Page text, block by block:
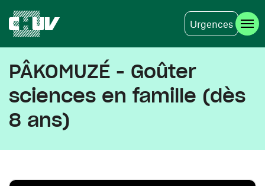
Urgences
PÂKOMUZÉ - Goûter
sciences en famille (dès
8 ans)